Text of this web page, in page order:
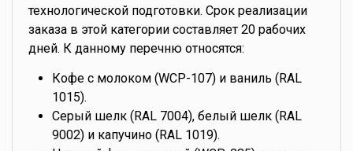
технологической подготовки. Срок реализации
заказа в этой категории составляет 20 рабочих
дней. К данному перечню относятся:
Кофе с молоком (WCP-107) и ваниль (RAL
1015).
Серый шелк (RAL 7004), белый шелк (RAL
9002) и капучино (RAL 1019).